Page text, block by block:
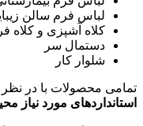
لباس فرم سالن
کلاه آشپزی و کلاه
دستمال سر
شلوار کار
تمامی محصولات با در
استانداردهای مورد نیاز